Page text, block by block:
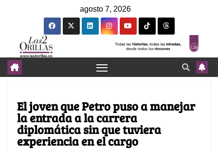
agosto 7, 2026
El joven que Petro puso a manejar
la entrada a la carrera
diplomática sin que tuviera
experiencia en el cargo